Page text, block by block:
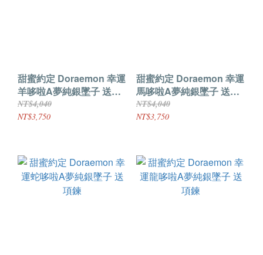
甜蜜約定 Doraemon 幸運
羊哆啦A夢純銀墜子 送項
鍊
NT$4,040
NT$3,750
甜蜜約定 Doraemon 幸運
馬哆啦A夢純銀墜子 送項
鍊
NT$4,040
NT$3,750